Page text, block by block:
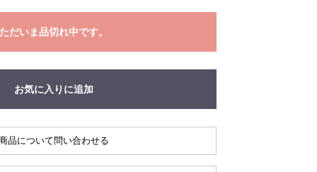
ただいま品切れ中です。
お気に入りに追加
品について問い合わせる